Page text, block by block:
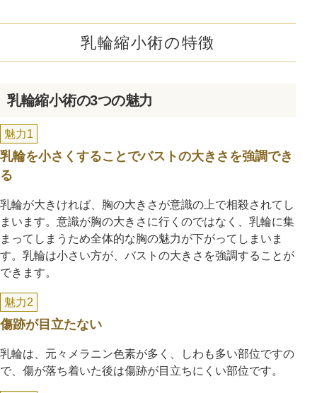
公式SNS
井畑 峰紀 医師 安形省吾 医師
乳輪縮小術の特徴
乳輪縮小術の3つの魅力
魅力1
乳輪を小さくすることでバストの大きさを強調でき
る
乳輪が大きければ、胸の大きさが意識の上で相殺されてし
まいます。意識が胸の大きさに行くのではなく、乳輪に集
まってしまうため全体的な胸の魅力が下がってしまいま
す。乳輪は小さい方が、バストの大きさを強調することが
できます。
魅力2
傷跡が目立たない
乳輪は、元々メラニン色素が多く、しわも多い部位ですの
で、傷が落ち着いた後は傷跡が目立ちにくい部位です。